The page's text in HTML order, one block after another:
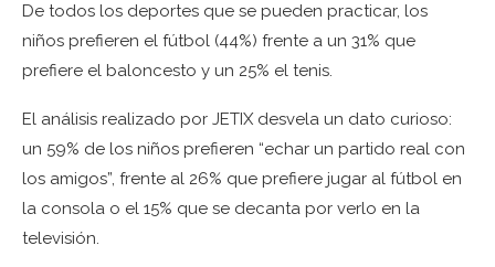
De todos los deportes que se pueden practicar, los
niños prefieren el fútbol (44%) frente a un 31% que
prefiere el baloncesto y un 25% el tenis.
El análisis realizado por JETIX desvela un dato curioso:
un 59% de los niños prefieren “echar un partido real con
los amigos”, frente al 26% que prefiere jugar al fútbol en
la consola o el 15% que se decanta por verlo en la
televisión.